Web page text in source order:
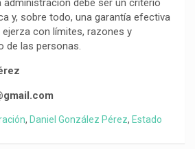
administración debe ser un criterio
y, sobre todo, una garantía efectiva
con límites, razones y
de las personas.
, Daniel González Pérez, Estado